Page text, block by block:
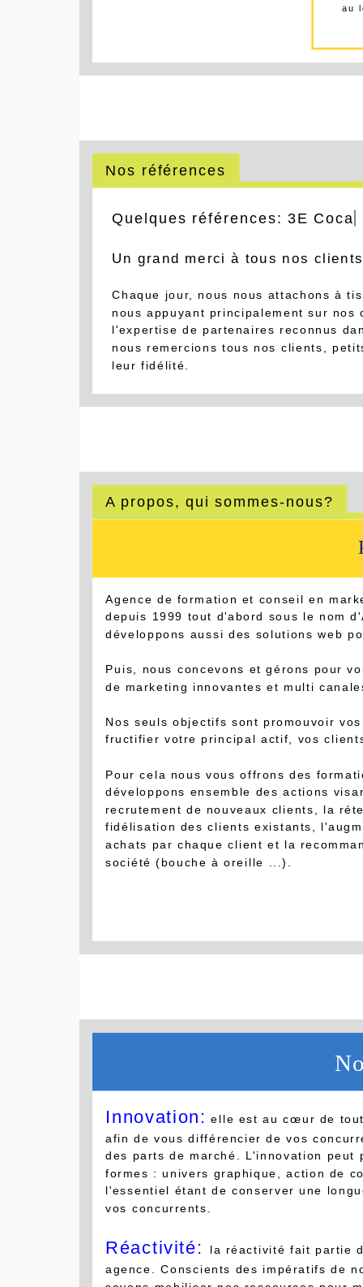
votre
Nos références
Quelques références: 3E Coca
Un grand merci à tous nos
Chaque jour, nous nous attachons à
nous appuyant principalement sur
l'expertise de partenaires reconnus
nous remercions tous nos clients,
A propos, qui sommes-nous?
Agence de formation et conseil en
depuis 1999 tout d'abord sous le nom
Puis, nous concevons et gérons pour
Nos seuls objectifs sont promouvoir
Pour cela nous vous offrons des
développons ensemble des actions
recrutement de nouveaux clients, la
fidélisation des clients existants,
achats par chaque client et la
Innovation:elle est au cœur de
afin de vous différencier de vos
des parts de marché. L'innovation peut
formes : univers graphique, action de
l'essentiel étant de conserver une
Réactivité:
la réactivité fait partie
agence. Conscients des impératifs de